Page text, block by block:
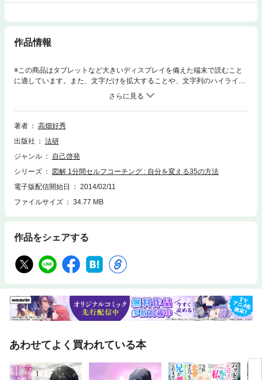
作品情報
※この商品はタブレットなど大きいディスプレイを備えた端末で読むこと
に適しています。また、文字だけを拡大することや、文字列のハイライ
ト、検索、辞書の参照、引用などの機能が使用できません。なりたい自分
に自分を導く1分間セルフコーチング。日常生活の中で身につき、ここ一
番の場面で本来の実力が発揮できる方法を35通り紹介。
著者
高畑好秀
出版社
法研
ジャンル
自己啓発
シリーズ
図解 1分間セルフコーチング : 自分を変える35の方法
電子版配信開始日
2014/02/11
ファイルサイズ
34.77 MB
作品をシェアする
あわせてよく買われている本